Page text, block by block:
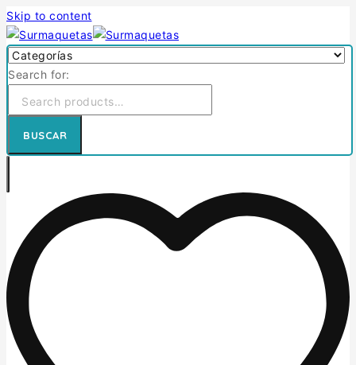
Skip to content
Search for:
BUSCAR